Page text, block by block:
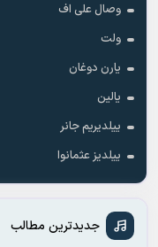
وصال علی اف
ولت
یارن دوغان
یالین
ییلدیریم جانر
ییلدیز عثمانوا
جدیدترین مطالب